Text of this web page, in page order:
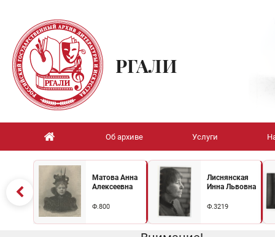
РГАЛИ
Об архиве Услуги
Матова Анна
Алексеевна
Ф.800
Лиснянская
Инна Львовна
Ф.3219